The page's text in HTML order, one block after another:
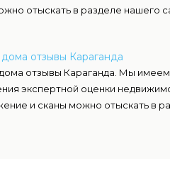
отыскать в разделе нашего
отзывы Караганда
отзывы Караганда. Мы
экспертной оценки
и сканы можно отыскать в